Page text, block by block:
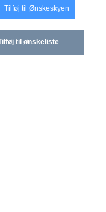
Tilføj til Ønskeskyen
til ønskeliste